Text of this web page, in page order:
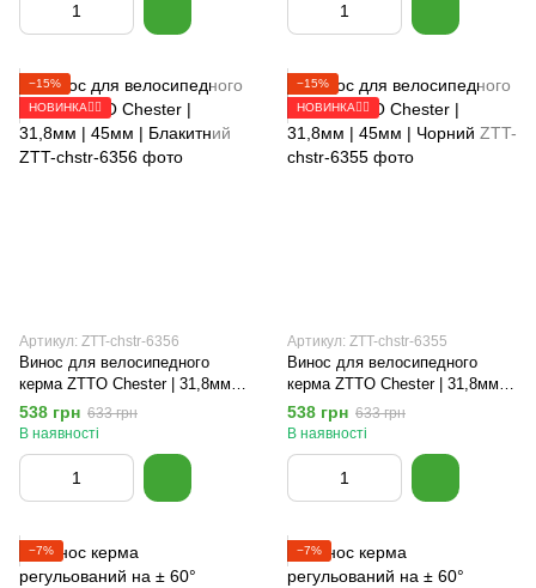
−15%
НОВИНКА🚴‍♂️
Артикул: ZTT-chstr-6356
Винос для велосипедного
керма ZTTO Chester | 31,8мм |
45мм | Блакитний
538 грн 633 грн
В наявності
−15%
НОВИНКА🚴‍♂️
Артикул: ZTT-chstr-6355
Винос для велосипедного
керма ZTTO Chester | 31,8мм |
45мм | Чорний
538 грн 633 грн
В наявності
−7% −7%